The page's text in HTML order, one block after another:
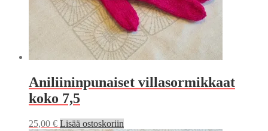
Aniliininpunaiset villasormikkaat
koko 7,5
25,00 € Lisää ostoskoriin